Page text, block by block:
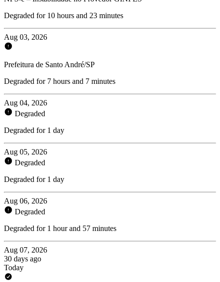
Degraded for 10 hours and 23 minutes
Aug 03, 2026
Prefeitura de Santo André/SP
Degraded for 7 hours and 7 minutes
Aug 04, 2026
Degraded
Degraded for 1 day
Aug 05, 2026
Degraded
Degraded for 1 day
Aug 06, 2026
Degraded
Degraded for 1 hour and 57 minutes
Aug 07, 2026
30 days ago
Today